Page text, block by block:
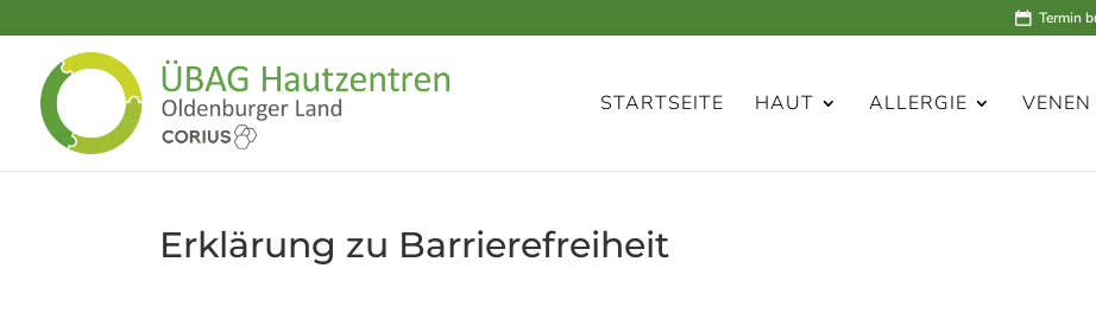
Termin
STARTSEITE HAUT ALLERGIE VENEN
Erklärung zu Barrierefreiheit